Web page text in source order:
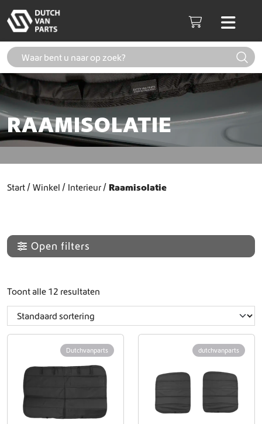
Cart
RAAMISOLATIE
Start Winkel Interieur Raamisolatie
Open filters
Toont alle 12 resultaten
Dutchvanparts dutchvanparts